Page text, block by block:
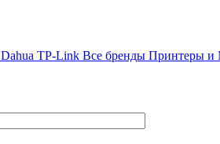
Dahua TP-Link Все бренды Принтеры